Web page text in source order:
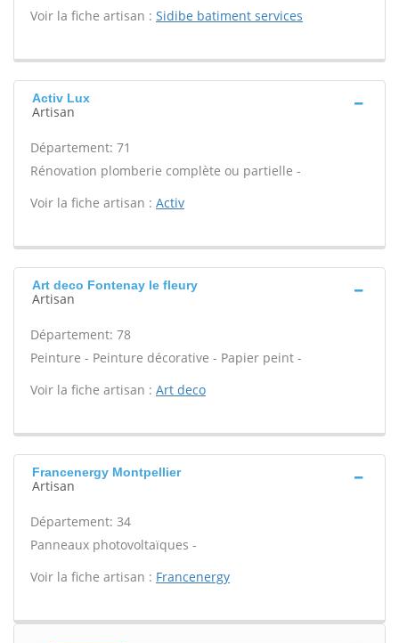
Voir la fiche artisan : Sidibe batiment services
Activ Lux
Artisan
Département: 71
Rénovation plomberie complète ou partielle -
Voir la fiche artisan : Activ
Art deco Fontenay le fleury
Artisan
Département: 78
Peinture - Peinture décorative - Papier peint -
Voir la fiche artisan : Art deco
Francenergy Montpellier
Artisan
Département: 34
Panneaux photovoltaïques -
Voir la fiche artisan : Francenergy